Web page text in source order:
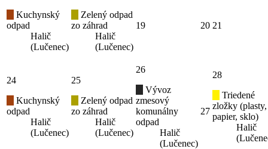
Kuchynský
odpad
Halič
(Lučenec)
Zelený odpad
zo záhrad
Halič
(Lučenec)
19 20 21
24
Kuchynský
odpad
Halič
(Lučenec)
25
Zelený odpad
zo záhrad
Halič
(Lučenec)
26
Vývoz
zmesový
komunálny
odpad
Halič
(Lučenec)
27
28
Triedené
zložky (plasty,
papier, sklo)
Halič